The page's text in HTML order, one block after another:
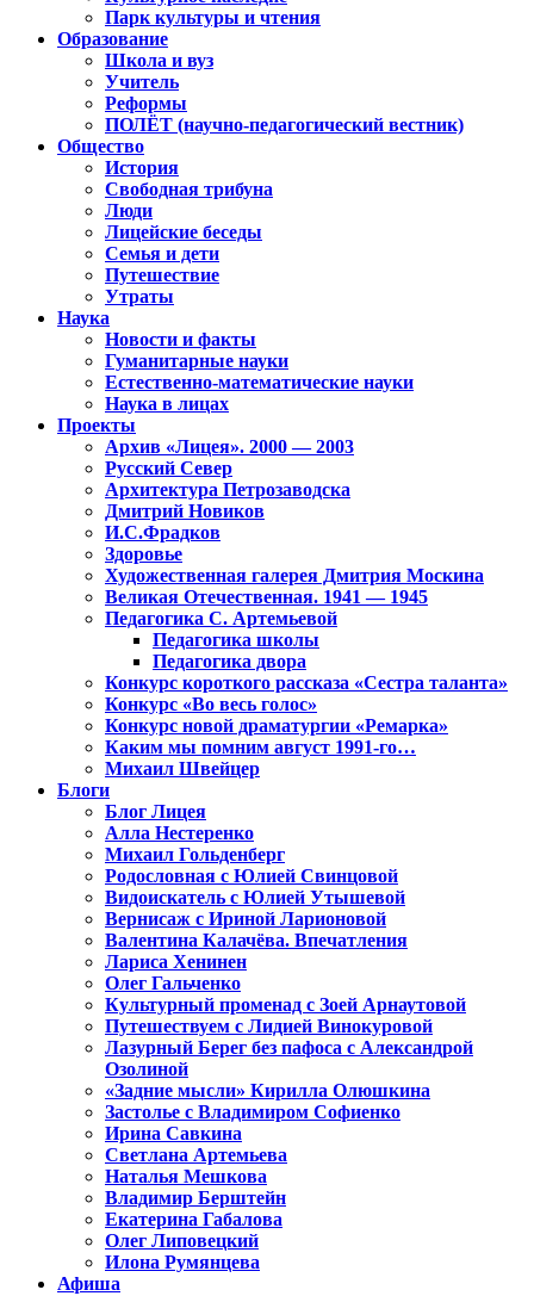
Парк культуры и чтения
Образование
Школа и вуз
Учитель
Реформы
ПОЛЁТ (научно-педагогический вестник)
Общество
История
Свободная трибуна
Люди
Лицейские беседы
Семья и дети
Путешествие
Утраты
Наука
Новости и факты
Гуманитарные науки
Естественно-математические науки
Наука в лицах
Проекты
Архив «Лицея». 2000 — 2003
Русский Север
Архитектура Петрозаводска
Дмитрий Новиков
И.С.Фрадков
Здоровье
Художественная галерея Дмитрия Москина
Великая Отечественная. 1941 — 1945
Педагогика С. Артемьевой
Педагогика школы
Педагогика двора
Конкурс короткого рассказа «Сестра таланта»
Конкурс «Во весь голос»
Конкурс новой драматургии «Ремарка»
Каким мы помним август 1991-го…
Михаил Швейцер
Блоги
Блог Лицея
Алла Нестеренко
Михаил Гольденберг
Родословная с Юлией Свинцовой
Видоискатель с Юлией Утышевой
Вернисаж с Ириной Ларионовой
Валентина Калачёва. Впечатления
Лариса Хенинен
Олег Гальченко
Культурный променад с Зоей Арнаутовой
Путешествуем с Лидией Винокуровой
Лазурный Берег без пафоса с Александрой
Озолиной
«Задние мысли» Кирилла Олюшкина
Застолье с Владимиром Софиенко
Ирина Савкина
Светлана Артемьева
Наталья Мешкова
Владимир Берштейн
Екатерина Габалова
Олег Липовецкий
Илона Румянцева
Афиша